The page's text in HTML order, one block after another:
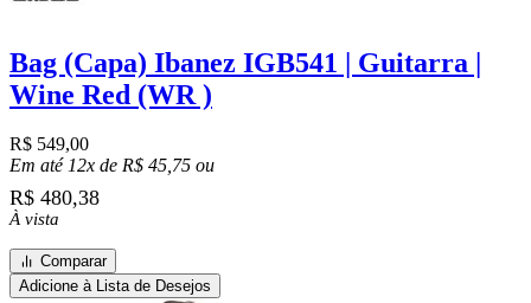
Bag (Capa) Ibanez IGB541 | Guitarra |
Wine Red (WR )
R$ 549,00
Em até 12x de R$ 45,75 ou
R$ 480,38
À vista
Comparar
Adicione à Lista de Desejos